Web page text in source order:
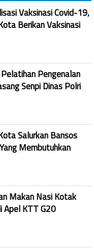
Vaksinasi Covid-19,
Berikan Vaksinasi
Pengenalan
Senpi Dinas Polri
Salurkan Bansos
Membutuhkan
Makan Nasi Kotak
Apel KTT G20